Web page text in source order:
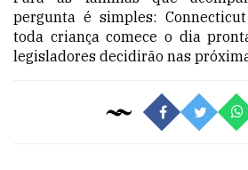
pergunta é simples:
toda criança comece o dia
legisladores decidirão nas